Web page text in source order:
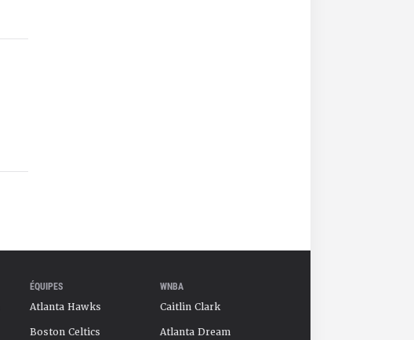
ÉQUIPES
Atlanta Hawks
Boston Celtics
WNBA
Caitlin Clark
Atlanta Dream